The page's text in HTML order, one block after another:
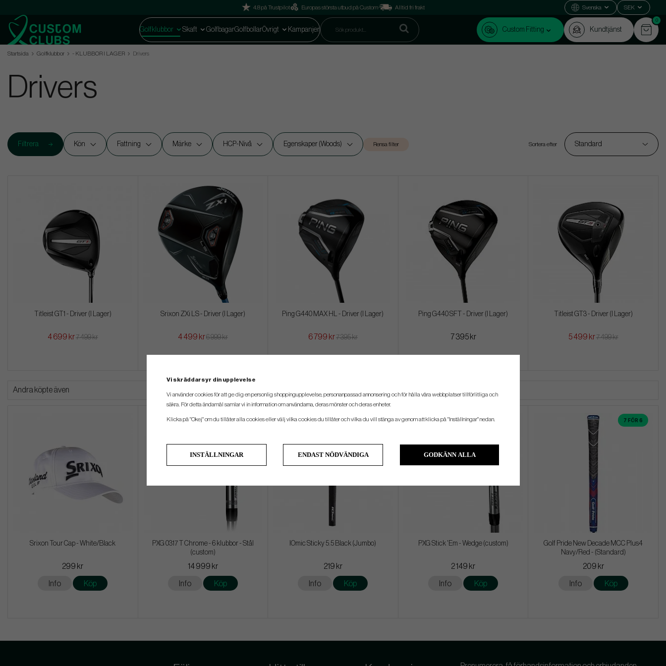
4.8 på Trustpilot Europas största utbud på Custom Alltid fri frakt Svenska SEK
Golfklubbor Skaft GolfbagarGolfbollarÖvrigt Kampanjer Custom Fitting Kundtjänst
0
Startsida Golfklubbor - KLUBBOR I LAGER Drivers
Drivers
Filtrera Kön Fattning Märke HCP-Nivå Egenskaper (Woods) Rensa filter Sortera efter Standard
Titleist GT1 - Driver (I Lager)
4 699 kr7 499 kr
Srixon ZXi LS - Driver (I Lager)
4 499 kr6 999 kr
Ping G440 MAX HL - Driver (I Lager)
6 799 kr7 395 kr
Ping G440 SFT - Driver (I Lager)
7 395 kr
Titleist GT3 - Driver (I Lager)
5 499 kr7 499 kr
Andra köpte även
Srixon Tour Cap - White/Black
299 kr
Info Köp
PXG 0317 T Chrome - 6 klubbor - Stål
(custom)
14 999 kr
Info Köp
7 FÖR 6
IOmic Sticky 5.5 Black (Jumbo)
219 kr
Info Köp
PXG Stick 'Em - Wedge (custom)
2 149 kr
Info Köp
7 FÖR 6
Golf Pride New Decade MCC Plus4
Navy/Red - (Standard)
209 kr
Info Köp
Vi skräddarsyr din upplevelse
Vi använder cookies för att ge dig en personlig shoppingupplevelse, personanpassad annonsering och för hålla våra webbplatser tillförlitliga och
säkra. För detta ändamål samlar vi in information om användarna, deras mönster och deras enheter.
Klicka på "Okej" om du tillåter alla cookies eller välj vilka cookies du tillåter och vilka du vill stänga av genom att klicka på "Inställningar" nedan.
INSTÄLLNINGAR ENDAST NÖDVÄNDIGA GODKÄNN ALLA